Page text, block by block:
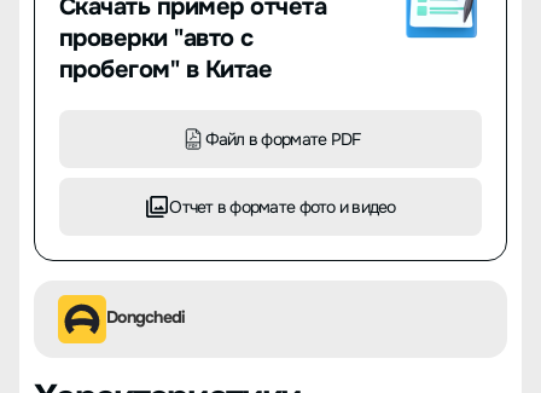
Скачать пример отчета
проверки "авто с
пробегом" в Китае
Файл в формате PDF
Отчет в формате фото и видео
Dongchedi